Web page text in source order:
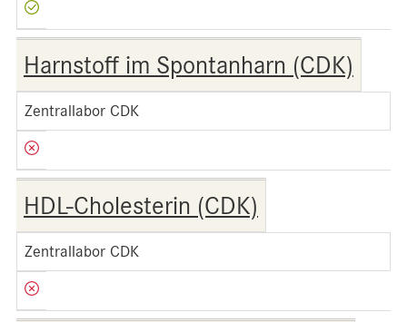
Harnstoff im Spontanharn (CDK)
Zentrallabor CDK
HDL-Cholesterin (CDK)
Zentrallabor CDK